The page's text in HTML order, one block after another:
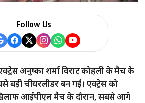
Follow Us
अनुष्का शर्मा विराट कोहली के मैच के
बड़ी चीयरलीडर बन गईं। एक्ट्रेस को
आईपीएल मैच के दौरान, सबसे आगे